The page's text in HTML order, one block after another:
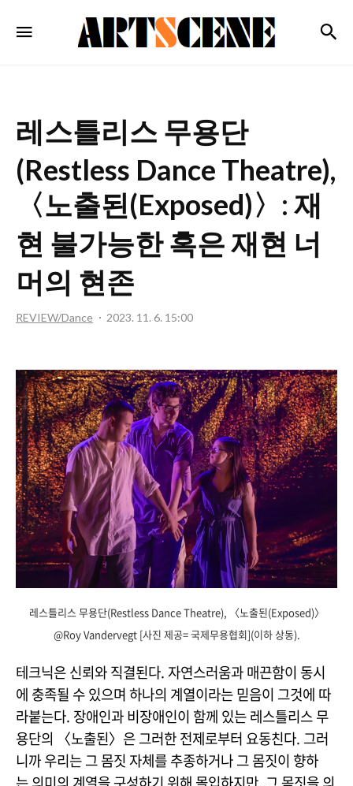
ARTSCENE
레스틀리스 무용단
(Restless Dance Theatre),
〈노출된(Exposed)〉: 재
현 불가능한 혹은 재현 너
머의 현존
REVIEW/Dance 2023. 11. 6. 15:00
레스틀리스 무용단(Restless Dance Theatre), 〈노출된(Exposed)〉
@Roy Vandervegt [사진 제공= 국제무용협회](이하 상동).
테크닉은 신뢰와 직결된다. 자연스러움과 매끈함이 동시
에 충족될 수 있으며 하나의 계열이라는 믿음이 그것에 따
라붙는다. 장애인과 비장애인이 함께 있는 레스틀리스 무
용단의 〈노출된〉은 그러한 전제로부터 요동친다. 그러
니까 우리는 그 몸짓 자체를 추종하거나 그 몸짓이 향하